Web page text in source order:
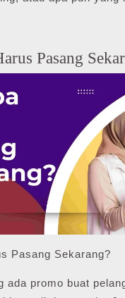
Pasang
Pasang Sekarang?
ada promo buat